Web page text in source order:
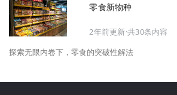
零食新物种
2年前更新·共30条内容
探索无限内卷下，零食的突破性解法